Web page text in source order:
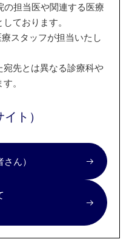
担当医や関連する医療
ております。
スタッフが担当いたし
先とは異なる診療科や
。
ト）
ん）